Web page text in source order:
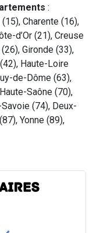
:
Charente (16),
d’Or (21), Creuse
Gironde (33),
Haute-Loire
de-Dôme (63),
Saône (70),
(74), Deux-
Yonne (89),